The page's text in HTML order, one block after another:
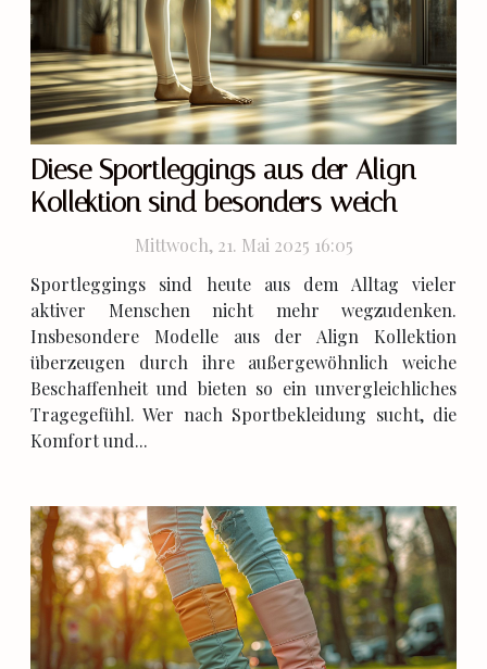
Diese Sportleggings aus der Align
Kollektion sind besonders weich
Mittwoch, 21. Mai 2025 16:05
Sportleggings sind heute aus dem Alltag vieler
aktiver Menschen nicht mehr wegzudenken.
Insbesondere Modelle aus der Align Kollektion
überzeugen durch ihre außergewöhnlich weiche
Beschaffenheit und bieten so ein unvergleichliches
Tragegefühl. Wer nach Sportbekleidung sucht, die
Komfort und...